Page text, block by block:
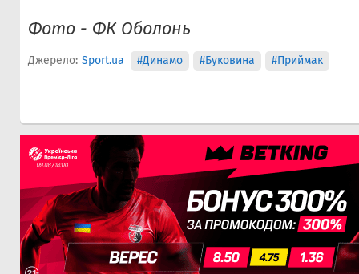
Фото - ФК Оболонь
Джерело: Sport.ua #Динамо #Буковина #Приймак